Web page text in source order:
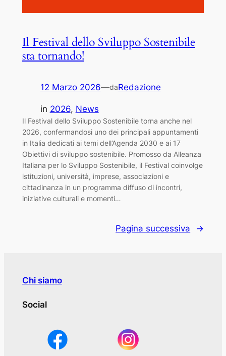
Il Festival dello Sviluppo Sostenibile
sta tornando!
12 Marzo 2026—daRedazione
in 2026, News
Il Festival dello Sviluppo Sostenibile torna anche nel
2026, confermandosi uno dei principali appuntamenti
in Italia dedicati ai temi dell’Agenda 2030 e ai 17
Obiettivi di sviluppo sostenibile. Promosso da Alleanza
Italiana per lo Sviluppo Sostenibile, il Festival coinvolge
istituzioni, università, imprese, associazioni e
cittadinanza in un programma diffuso di incontri,
iniziative culturali e momenti…
Pagina successiva →
Chi siamo
Social